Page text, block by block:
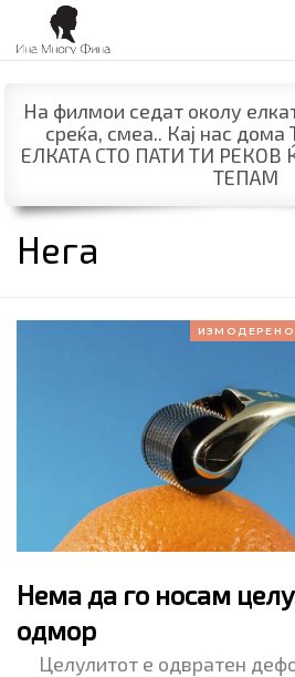
На филмои седат околу
среќа, смеа.. Кај нас
ЕЛКАТА СТО ПАТИ ТИ РЕКОВ
ТЕПАМ
Нега
ИЗМОДЕРЕНО
Нема да го носам
одмор
Целулитот е одвратен